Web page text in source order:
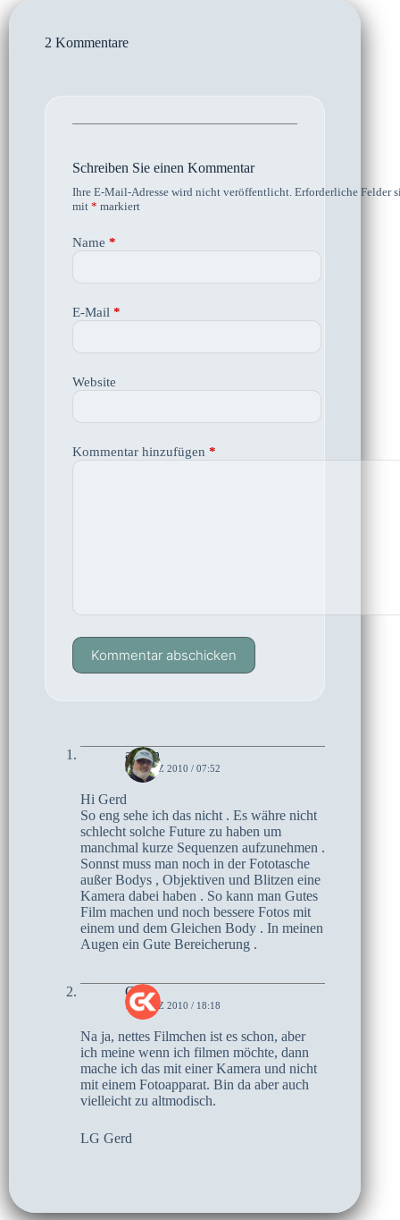
2 Kommentare
Schreiben Sie einen Kommentar
Ihre E-Mail-Adresse wird nicht veröffentlicht. Erforderliche Felder
mit * markiert
Name *
E-Mail *
Website
Kommentar hinzufügen *
Kommentar abschicken
admin
8. MÄRZ 2010 / 07:52
Hi Gerd
So eng sehe ich das nicht . Es währe nicht
schlecht solche Future zu haben um
manchmal kurze Sequenzen aufzunehmen .
Sonnst muss man noch in der Fototasche
außer Bodys , Objektiven und Blitzen eine
Kamera dabei haben . So kann man Gutes
Film machen und noch bessere Fotos mit
einem und dem Gleichen Body . In meinen
Augen ein Gute Bereicherung .
Gerd
7. MÄRZ 2010 / 18:18
Na ja, nettes Filmchen ist es schon, aber
ich meine wenn ich filmen möchte, dann
mache ich das mit einer Kamera und nicht
mit einem Fotoapparat. Bin da aber auch
vielleicht zu altmodisch.
LG Gerd